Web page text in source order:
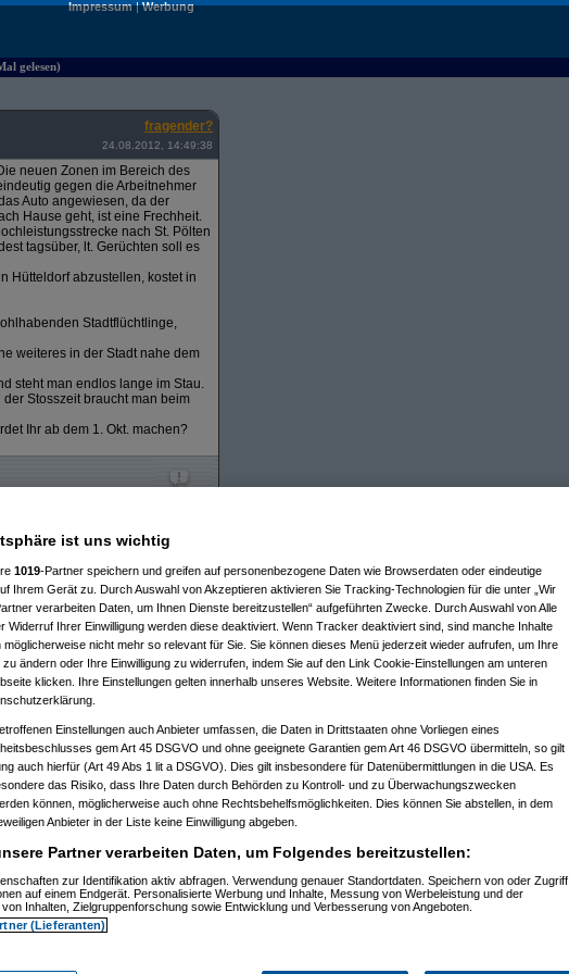
Impressum|Werbung
gelesen)
fragender?
24.08.2012, 14:49:38
neuen Zonen im Bereich des
gegen die Arbeitnehmer
Auto angewiesen, da der
Hause geht, ist eine Frechheit.
nach St. Pölten
tagsüber, lt. Gerüchten soll es
Hütteldorf abzustellen, kostet in
Stadtflüchtlinge,
weiteres in der Stadt nahe dem
steht man endlos lange im Stau.
Stosszeit braucht man beim
Ihr ab dem 1. Okt. machen?
10:59:10)
14:09:38)
18:11:13)
18:38:09)
am 26.08.2012, 18:58:27)
ist uns wichtig
1019-Partner speichern und greifen auf personenbezogene Daten wie Browserdaten oder eindeutige
Ihrem Gerät zu. Durch Auswahl von Akzeptieren aktivieren Sie Tracking-Technologien für die unter „Wir
verarbeiten Daten, um Ihnen Dienste bereitzustellen“ aufgeführten Zwecke. Durch Auswahl von Alle
Widerruf Ihrer Einwilligung werden diese deaktiviert. Wenn Tracker deaktiviert sind, sind manche Inhalte
möglicherweise nicht mehr so relevant für Sie. Sie können dieses Menü jederzeit wieder aufrufen, um Ihre
zu ändern oder Ihre Einwilligung zu widerrufen, indem Sie auf den Link Cookie-Einstellungen am unteren
klicken. Ihre Einstellungen gelten innerhalb unseres Website. Weitere Informationen finden Sie in
Einstellungen auch Anbieter umfassen, die Daten in Drittstaaten ohne Vorliegen eines
gem Art 45 DSGVO und ohne geeignete Garantien gem Art 46 DSGVO übermitteln, so gilt
auch hierfür (Art 49 Abs 1 lit a DSGVO). Dies gilt insbesondere für Datenübermittlungen in die USA. Es
das Risiko, dass Ihre Daten durch Behörden zu Kontroll- und zu Überwachungszwecken
können, möglicherweise auch ohne Rechtsbehelfsmöglichkeiten. Dies können Sie abstellen, in dem
Anbieter in der Liste keine Einwilligung abgeben.
Partner verarbeiten Daten, um Folgendes bereitzustellen:
zur Identifikation aktiv abfragen. Verwendung genauer Standortdaten. Speichern von oder Zugriff
auf einem Endgerät. Personalisierte Werbung und Inhalte, Messung von Werbeleistung und der
Inhalten, Zielgruppenforschung sowie Entwicklung und Verbesserung von Angeboten.
(Lieferanten)